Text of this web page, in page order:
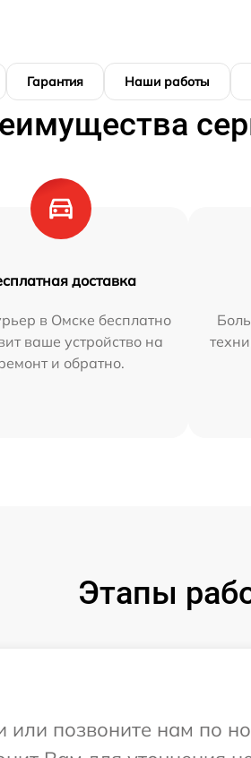
Гарантия Наши работы
доставка
в Омске бесплатно
ваше устройство на
и обратно.
Этапы
позвоните нам по